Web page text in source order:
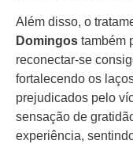
Além disso, o
Domingos também
reconectar-se
fortalecendo os
prejudicados pelo
sensação de
experiência,